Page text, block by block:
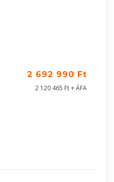
2 692 990 Ft
2 120 465 Ft + ÁFA